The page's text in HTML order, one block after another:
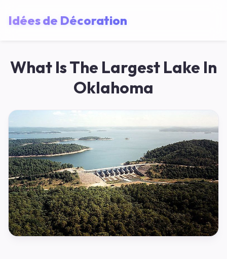
Idées de Décoration
What Is The Largest Lake In
Oklahoma